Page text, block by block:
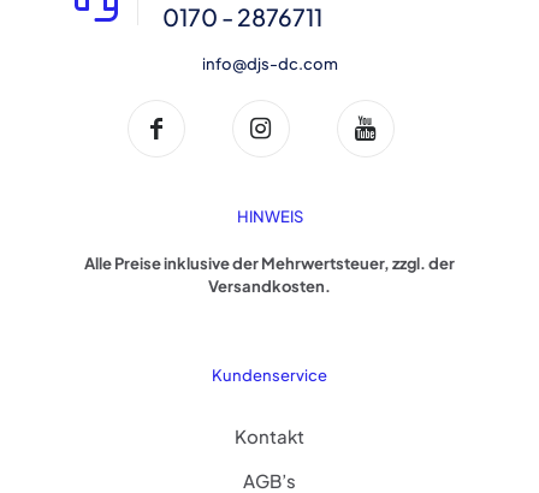
0170 - 2876711
info@djs-dc.com
HINWEIS
Alle Preise inklusive der Mehrwertsteuer, zzgl. der
Versandkosten.
Kundenservice
Kontakt
AGB’s